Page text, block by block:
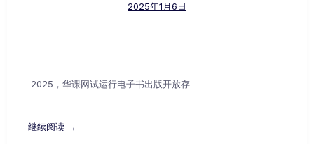
2025年1月6日
2025，华课网试运行电子书出版开放存
继续阅读 →